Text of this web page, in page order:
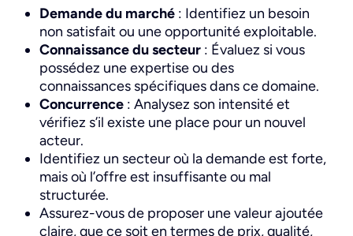
Demande du marché : Identifiez un besoin
non satisfait ou une opportunité exploitable.
Connaissance du secteur : Évaluez si vous
possédez une expertise ou des
connaissances spécifiques dans ce domaine.
Concurrence : Analysez son intensité et
vérifiez s’il existe une place pour un nouvel
acteur.
Identifiez un secteur où la demande est forte,
mais où l’offre est insuffisante ou mal
structurée.
Assurez-vous de proposer une valeur ajoutée
claire, que ce soit en termes de prix, qualité,